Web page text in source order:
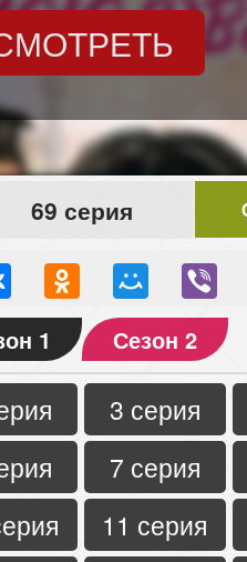
69 серия
1 Сезон 2
3 серия
7 серия
11 серия